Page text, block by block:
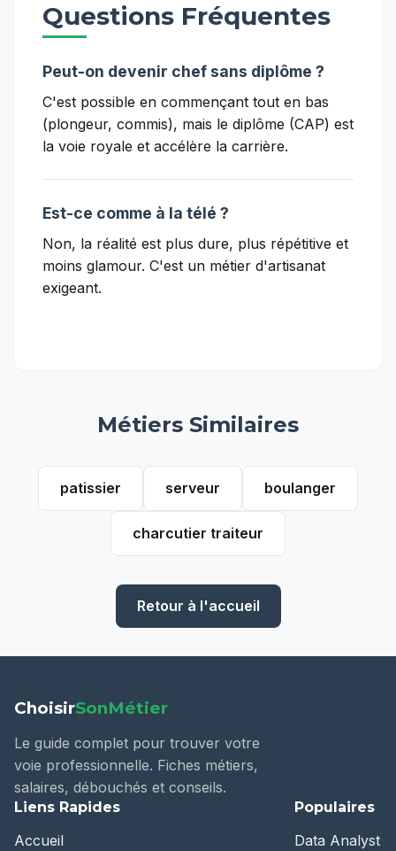
Questions Fréquentes
Peut-on devenir chef sans diplôme ?
C'est possible en commençant tout en bas
(plongeur, commis), mais le diplôme (CAP) est
la voie royale et accélère la carrière.
Est-ce comme à la télé ?
Non, la réalité est plus dure, plus répétitive et
moins glamour. C'est un métier d'artisanat
exigeant.
Métiers Similaires
patissier serveur boulanger
charcutier traiteur
Retour à l'accueil
ChoisirSonMétier
Le guide complet pour trouver votre
voie professionnelle. Fiches métiers,
salaires, débouchés et conseils.
Liens Rapides
Accueil
Populaires
Data Analyst